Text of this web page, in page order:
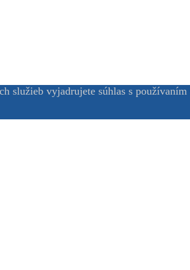
služieb vyjadrujete súhlas s